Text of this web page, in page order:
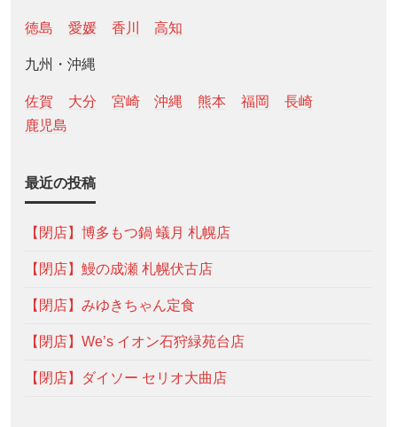
徳島 愛媛 香川 高知
九州・沖縄
佐賀 大分 宮崎 沖縄 熊本 福岡
長崎
鹿児島
最近の投稿
【閉店】博多もつ鍋 蟻月 札幌店
【閉店】鰻の成瀬 札幌伏古店
【閉店】みゆきちゃん定食
【閉店】We’s イオン石狩緑苑台店
【閉店】ダイソー セリオ大曲店